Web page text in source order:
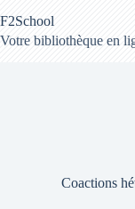
au
contenu
F2School
Votre bibliothèque en
Coactions